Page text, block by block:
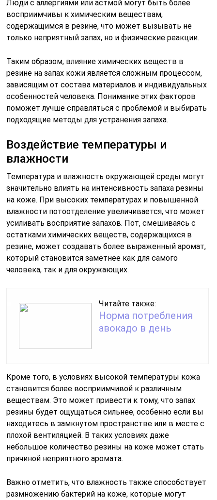
Люди с аллергиями или астмой могут быть более
восприимчивы к химическим веществам,
содержащимся в резине, что может вызывать не
только неприятный запах, но и физические реакции.
Таким образом, влияние химических веществ в
резине на запах кожи является сложным процессом,
зависящим от состава материалов и индивидуальных
особенностей человека. Понимание этих факторов
поможет лучше справляться с проблемой и выбирать
подходящие методы для устранения запаха.
Воздействие температуры и
влажности
Температура и влажность окружающей среды могут
значительно влиять на интенсивность запаха резины
на коже. При высоких температурах и повышенной
влажности потоотделение увеличивается, что может
усиливать восприятие запахов. Пот, смешиваясь с
остатками химических веществ, содержащихся в
резине, может создавать более выраженный аромат,
который становится заметнее как для самого
человека, так и для окружающих.
Читайте также:
Норма потребления
авокадо в день
Кроме того, в условиях высокой температуры кожа
становится более восприимчивой к различным
веществам. Это может привести к тому, что запах
резины будет ощущаться сильнее, особенно если вы
находитесь в замкнутом пространстве или в месте с
плохой вентиляцией. В таких условиях даже
небольшое количество резины на коже может стать
причиной неприятного аромата.
Важно отметить, что влажность также способствует
размножению бактерий на коже, которые могут